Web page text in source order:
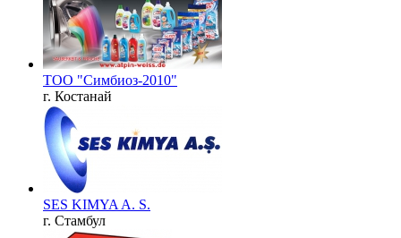
ТОО "Симбиоз-2010"
г. Костанай
SES KIMYA A. S.
г. Стамбул